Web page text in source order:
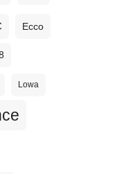
Ecco
Lowa